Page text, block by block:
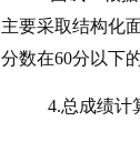
主要采取结构化
分数在60分以下
4.总成绩计